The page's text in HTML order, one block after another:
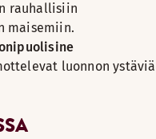
rauhallisiin
maisemiin.
luonnon ystäviä